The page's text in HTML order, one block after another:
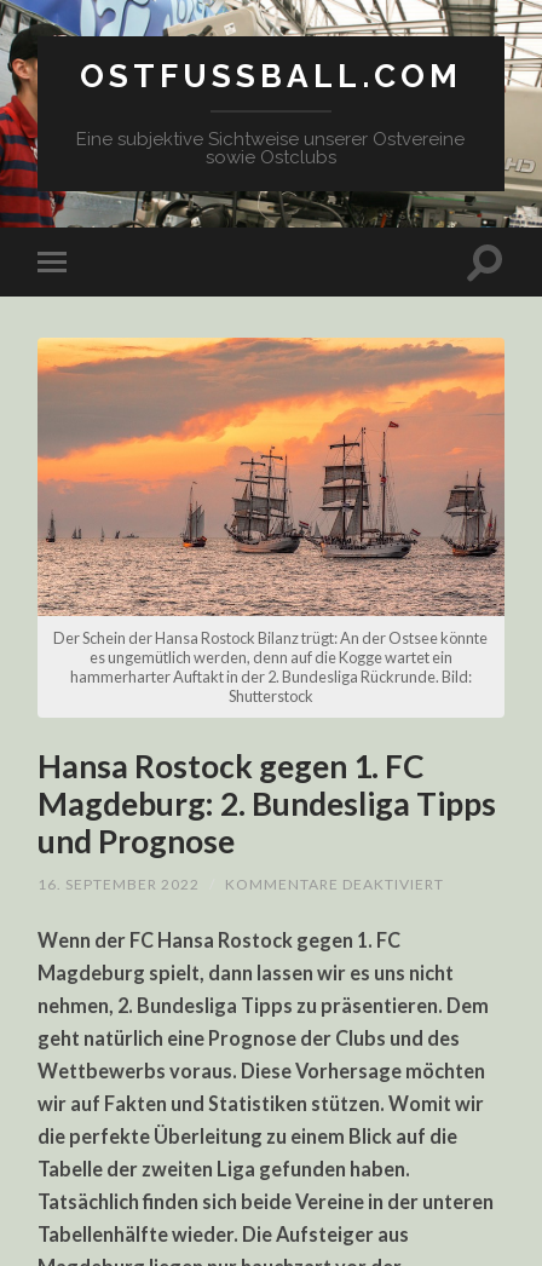
OSTFUSSBALL.COM
Eine subjektive Sichtweise unserer Ostvereine
sowie Ostclubs
Der Schein der Hansa Rostock Bilanz trügt: An der Ostsee könnte
es ungemütlich werden, denn auf die Kogge wartet ein
hammerharter Auftakt in der 2. Bundesliga Rückrunde. Bild:
Shutterstock
Hansa Rostock gegen 1. FC
Magdeburg: 2. Bundesliga Tipps
und Prognose
16. SEPTEMBER 2022 KOMMENTARE DEAKTIVIERT
FC
2.
TIPPS
UND
PROGNOSE
Wenn der FC Hansa Rostock gegen 1. FC
Magdeburg spielt, dann lassen wir es uns nicht
nehmen, 2. Bundesliga Tipps zu präsentieren. Dem
geht natürlich eine Prognose der Clubs und des
Wettbewerbs voraus. Diese Vorhersage möchten
wir auf Fakten und Statistiken stützen. Womit wir
die perfekte Überleitung zu einem Blick auf die
Tabelle der zweiten Liga gefunden haben.
Tatsächlich finden sich beide Vereine in der unteren
Tabellenhälfte wieder. Die Aufsteiger aus